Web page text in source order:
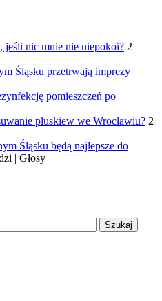
jeśli nic mnie nie niepokoi? 2
Śląsku przetrwają imprezy
pomieszczeń po
pluskiew we Wrocławiu? 2
Śląsku będą najlepsze do
| Głosy